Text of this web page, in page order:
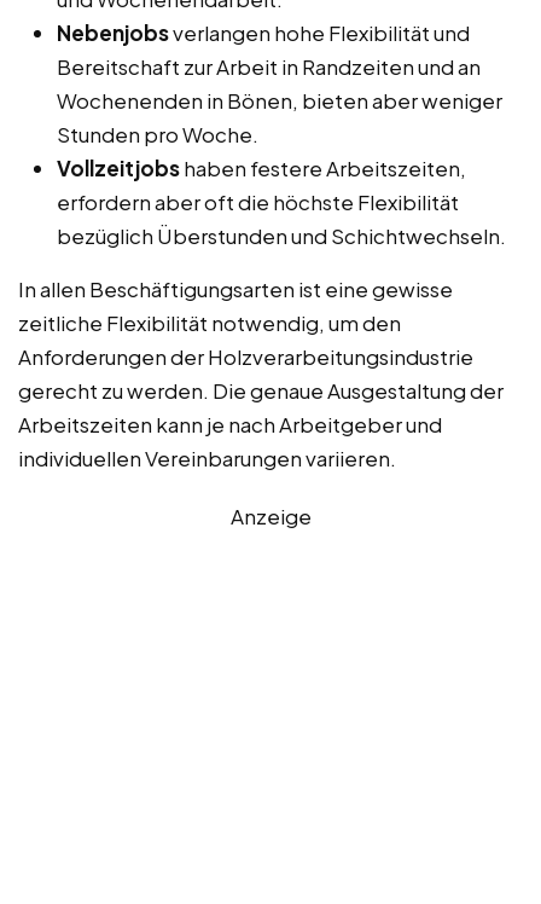
Nebenjobsverlangen hohe Flexibilität und
Bereitschaft zur Arbeit in Randzeiten und an
Wochenenden in Bönen, bieten aber weniger
Stunden pro Woche.
Vollzeitjobshaben festere Arbeitszeiten,
erfordern aber oft die höchste Flexibilität
bezüglich Überstunden und Schichtwechseln.
In allen Beschäftigungsarten ist eine gewisse
zeitliche Flexibilität notwendig, um den
Anforderungen der Holzverarbeitungsindustrie
gerecht zu werden. Die genaue Ausgestaltung der
Arbeitszeiten kann je nach Arbeitgeber und
individuellen Vereinbarungen variieren.
Anzeige